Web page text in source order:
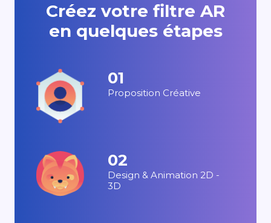
Créez votre filtre AR
en quelques étapes
01
Proposition Créative
02
Design & Animation 2D -
3D